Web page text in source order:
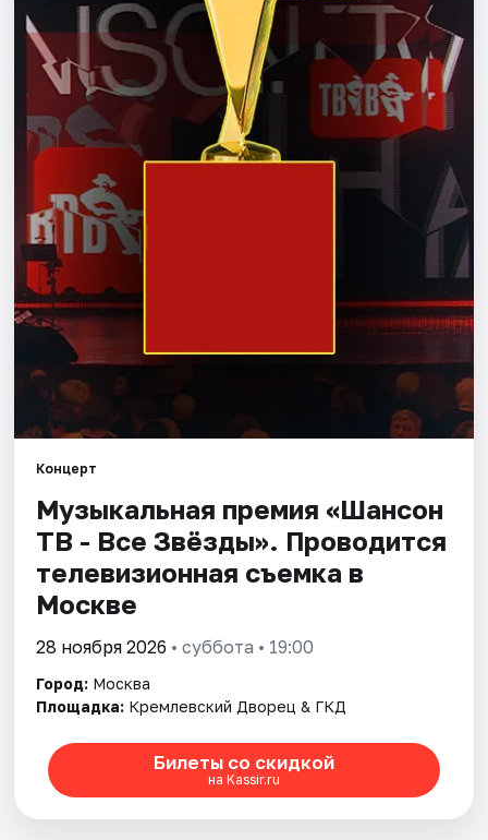
События
Города
Площадки
Артисты
Рейтинги
Концерт
Музыкальная премия «Шансон
ТВ - Все Звёзды». Проводится
телевизионная съемка в
Москве
28 ноября 2026 • суббота • 19:00
Город: Москва
Площадка: Кремлевский Дворец & ГКД
Билеты со скидкой
на Kassir.ru